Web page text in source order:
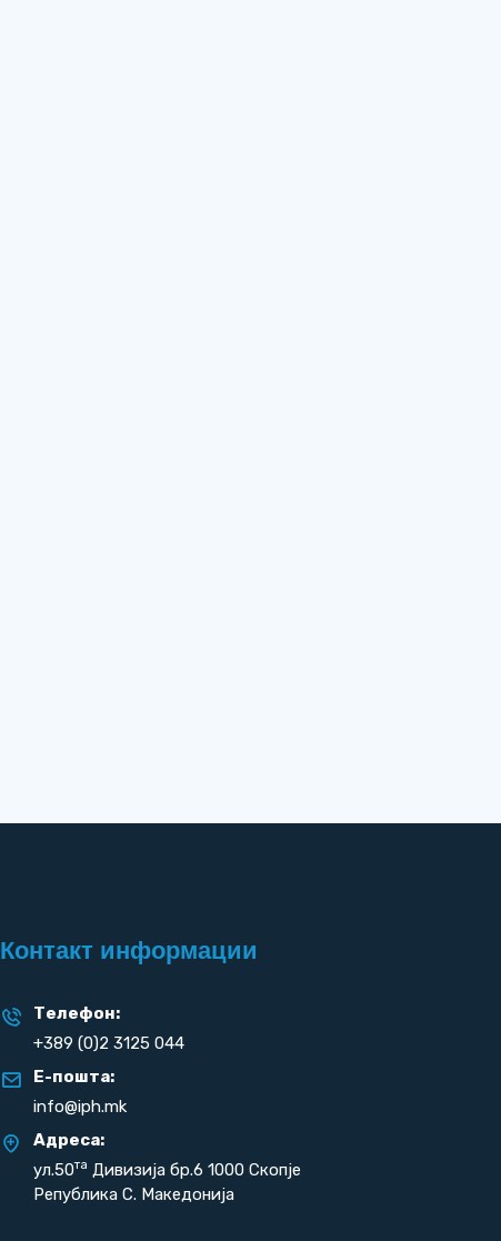
Контакт информации
Телефон:
+389 (0)2 3125 044
Е-пошта:
info@iph.mk
Адреса:
ул.50та Дивизија бр.6 1000 Скопје
Република С. Македонија